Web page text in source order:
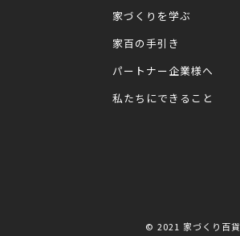
家づくりを学ぶ
家百の手引き
パートナー企業様へ
私たちにできること
© 2021 家づくり百貨